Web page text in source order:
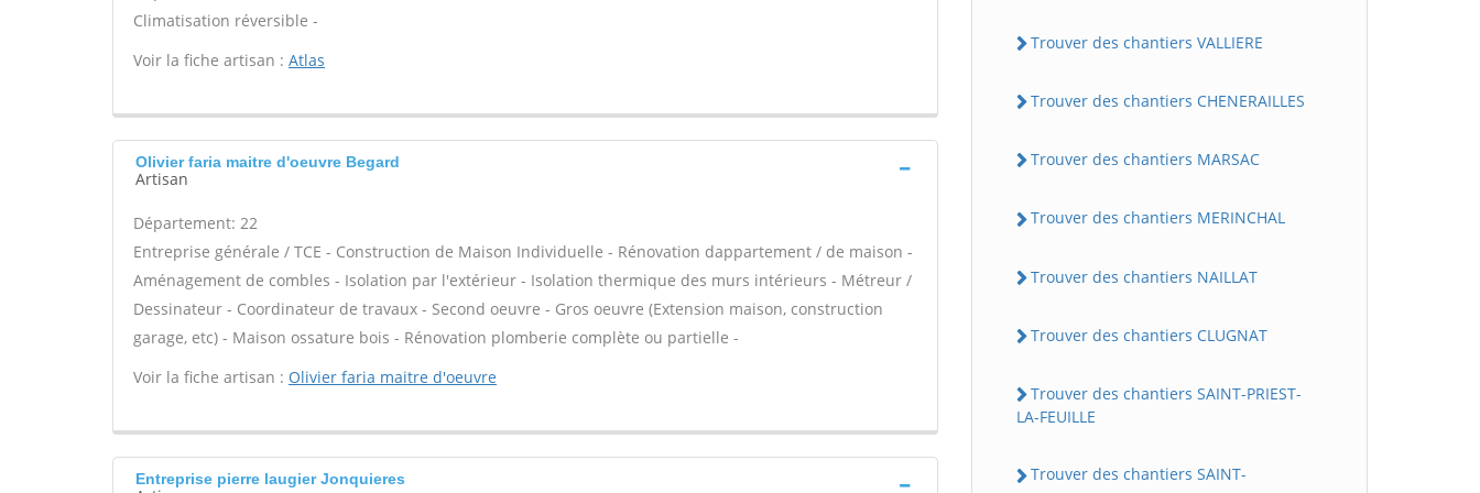
Climatisation réversible -
Voir la fiche artisan : Atlas
Olivier faria maitre d'oeuvre Begard
Artisan
Département: 22
Entreprise générale / TCE - Construction de Maison Individuelle - Rénovation dappartement / de maison -
Aménagement de combles - Isolation par l'extérieur - Isolation thermique des murs intérieurs - Métreur /
Dessinateur - Coordinateur de travaux - Second oeuvre - Gros oeuvre (Extension maison, construction
garage, etc) - Maison ossature bois - Rénovation plomberie complète ou partielle -
Voir la fiche artisan : Olivier faria maitre d'oeuvre
Entreprise pierre laugier Jonquieres
Trouver des chantiers VALLIERE
Trouver des chantiers CHENERAILLES
Trouver des chantiers MARSAC
Trouver des chantiers MERINCHAL
Trouver des chantiers NAILLAT
Trouver des chantiers CLUGNAT
Trouver des chantiers SAINT-PRIEST-
LA-FEUILLE
Trouver des chantiers SAINT-